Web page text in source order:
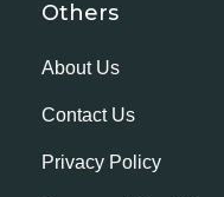
Others
About Us
Contact Us
Privacy Policy